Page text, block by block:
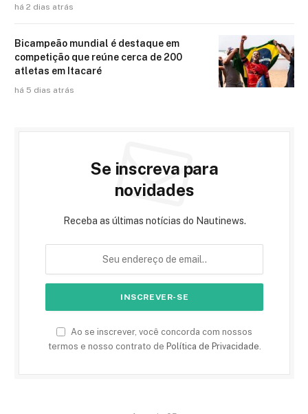
há 2 dias atrás
Bicampeão mundial é destaque em
competição que reúne cerca de 200
atletas em Itacaré
há 5 dias atrás
Se inscreva para
novidades
Receba as últimas notícias do Nautinews.
Ao se inscrever, você concorda com nossos
termos e nosso contrato de Política de Privacidade.